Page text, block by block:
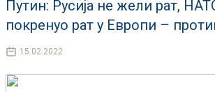
Путин: Русија не жели рат,
покренуо рат у Европи –
15.02.2022